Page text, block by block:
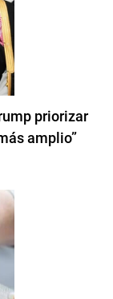
priorizar
amplio”